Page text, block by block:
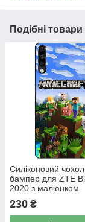
Подібні товари
Силіконовий чохол
бампер для ZTE
2020 з малюнком
230 ₴